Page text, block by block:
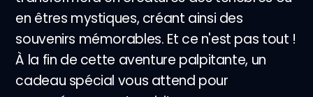
en êtres mystiques, créant ainsi des
souvenirs mémorables. Et ce n'est pas tout !
À la fin de cette aventure palpitante, un
cadeau spécial vous attend pour